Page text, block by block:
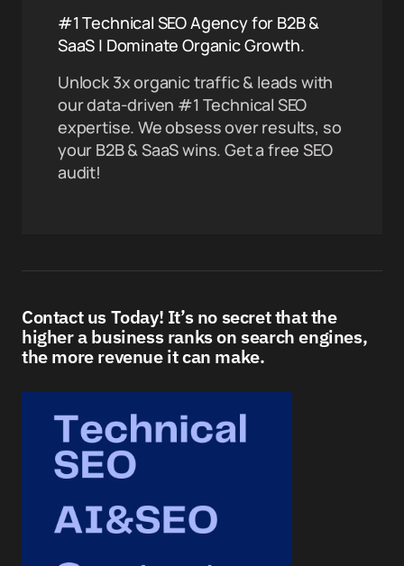
#1 Technical SEO Agency for B2B &
SaaS | Dominate Organic Growth.
Unlock 3x organic traffic & leads with
our data-driven #1 Technical SEO
expertise. We obsess over results, so
your B2B & SaaS wins. Get a free SEO
audit!
Contact us Today! It’s no secret that the
higher a business ranks on search engines,
the more revenue it can make.